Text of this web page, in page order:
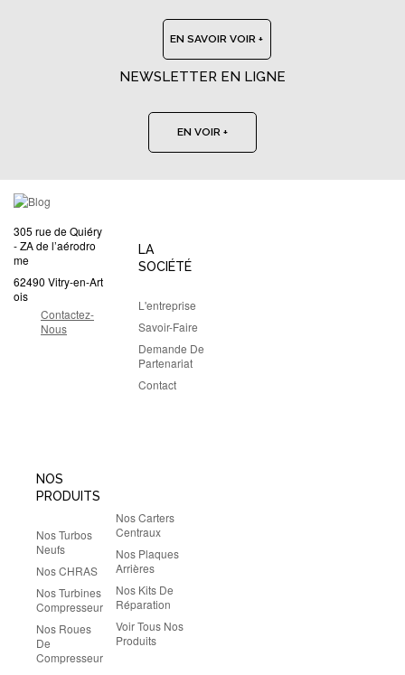
EN SAVOIR VOIR +
NEWSLETTER EN LIGNE
EN VOIR +
305 rue de Quiéry
- ZA de l’aérodro
me
62490 Vitry-en-Art
ois
Contactez-
Nous
LA
SOCIÉTÉ
L'entreprise
Savoir-Faire
Demande De
Partenariat
Contact
NOS
PRODUITS
Nos Turbos
Neufs
Nos CHRAS
Nos Turbines
Compresseur
Nos Roues
De
Compresseur
Nos Carters
Centraux
Nos Plaques
Arrières
Nos Kits De
Réparation
Voir Tous Nos
Produits